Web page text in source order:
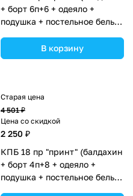
+ борт 6п+6 + одеяло +
подушка + постельное белье
(№П207_04) цвета в
ассортименте.
В корзину
Старая цена
4 501 ₽
Цена со скидкой
2 250 ₽
КПБ 18 пр "принт" (балдахин
+ борт 4п+8 + одеяло +
подушка + постельное белье